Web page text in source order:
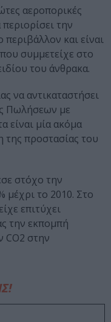
αεροπορικές
την
περιβάλλον και είναι
συμμετείχε στο
του άνθρακα.
να αντικαταστήσει
Πωλήσεων με
είναι μία ακόμα
προστασίας του
στόχο την
μέχρι το 2010. Στο
επιτύχει
την εκπομπή
CO2 στην